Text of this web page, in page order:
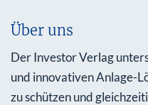
Über uns
Der Investor Verlag
und innovativen Anlage-
zu schützen und